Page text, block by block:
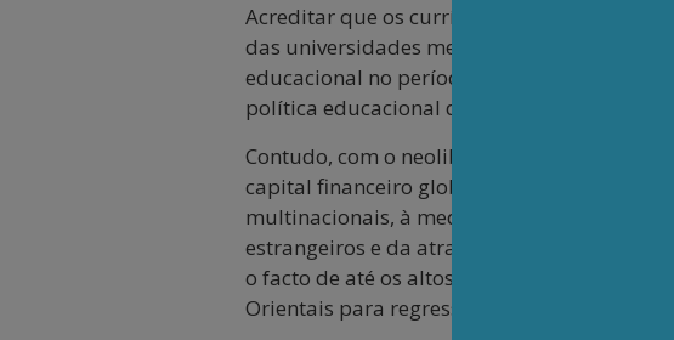
Acreditar que os currículos e os conteúdos
das universidades metropolitanas é, em si
educacional no período dirigista na Índia
política educacional daquele período não
Contudo, com o neoliberalismo as coisas
capital financeiro globalizado, à medida
multinacionais, à medida que o
estrangeiros e da atração de
o facto de até os altos funcionários do
Orientais para regressar à Índia.